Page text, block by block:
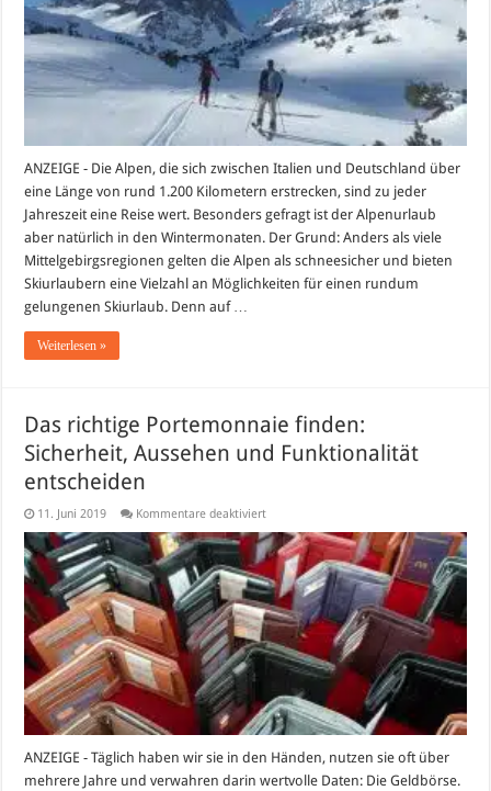
worauf
ist
bei
der
Hotelauswahl
zu
achten?
ANZEIGE - Die Alpen, die sich zwischen Italien und Deutschland über
eine Länge von rund 1.200 Kilometern erstrecken, sind zu jeder
Jahreszeit eine Reise wert. Besonders gefragt ist der Alpenurlaub
aber natürlich in den Wintermonaten. Der Grund: Anders als viele
Mittelgebirgsregionen gelten die Alpen als schneesicher und bieten
Skiurlaubern eine Vielzahl an Möglichkeiten für einen rundum
gelungenen Skiurlaub. Denn auf …
Weiterlesen »
Das richtige Portemonnaie finden:
Sicherheit, Aussehen und Funktionalität
entscheiden
11. Juni 2019 Kommentare deaktiviertfür
richtige
Portemonnaie
finden:
Sicherheit,
Aussehen
und
Funktionalität
entscheiden
ANZEIGE - Täglich haben wir sie in den Händen, nutzen sie oft über
mehrere Jahre und verwahren darin wertvolle Daten: Die Geldbörse.